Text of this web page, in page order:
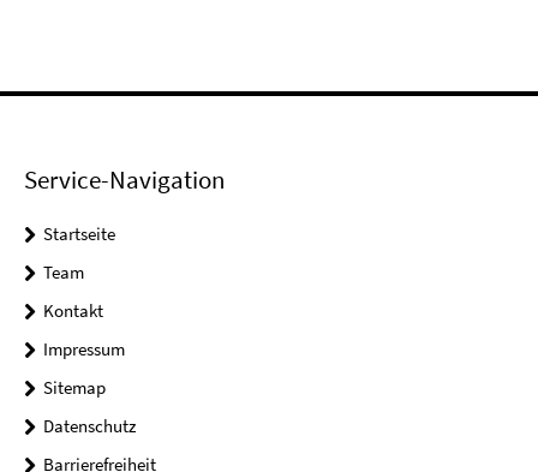
Service-Navigation
Startseite
Team
Kontakt
Impressum
Sitemap
Datenschutz
Barrierefreiheit